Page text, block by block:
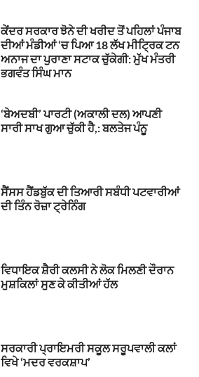
ਕੇਂਦਰ ਸਰਕਾਰ ਝੋਨੇ ਦੀ ਖਰੀਦ ਤੋਂ ਪਹਿਲਾਂ ਪੰਜਾਬ
ਦੀਆਂ ਮੰਡੀਆਂ ‘ਚ ਪਿਆ 18 ਲੱਖ ਮੀਟ੍ਰਿਕ ਟਨ
ਅਨਾਜ ਦਾ ਪੁਰਾਣਾ ਸਟਾਕ ਚੁੱਕੇਗੀ: ਮੁੱਖ ਮੰਤਰੀ
ਭਗਵੰਤ ਸਿੰਘ ਮਾਨ
‘ਬੇਅਦਬੀ’ ਪਾਰਟੀ (ਅਕਾਲੀ ਦਲ) ਆਪਣੀ
ਸਾਰੀ ਸਾਖ ਗੁਆ ਚੁੱਕੀ ਹੈ,: ਬਲਤੇਜ ਪੰਨੂ
ਸੈਂਸਸ ਹੈਂਡਬੁੱਕ ਦੀ ਤਿਆਰੀ ਸਬੰਧੀ ਪਟਵਾਰੀਆਂ
ਦੀ ਤਿੰਨ ਰੋਜ਼ਾ ਟ੍ਰੇਨਿੰਗ
ਵਿਧਾਇਕ ਸ਼ੈਰੀ ਕਲਸੀ ਨੇ ਲੋਕ ਮਿਲਣੀ ਦੌਰਾਨ
ਮੁਸ਼ਕਿਲਾਂ ਸੁਣ ਕੇ ਕੀਤੀਆਂ ਹੱਲ
ਸਰਕਾਰੀ ਪ੍ਰਾਇਮਰੀ ਸਕੂਲ ਸਰੂਪਵਾਲੀ ਕਲਾਂ
ਵਿਖੇ ‘ਮਦਰ ਵਰਕਸ਼ਾਪ’